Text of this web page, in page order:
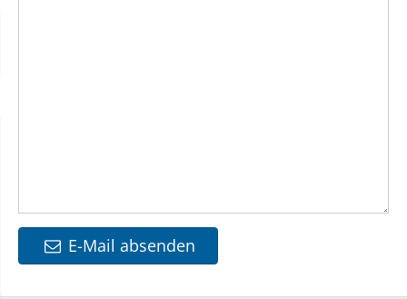
E-Mail absenden